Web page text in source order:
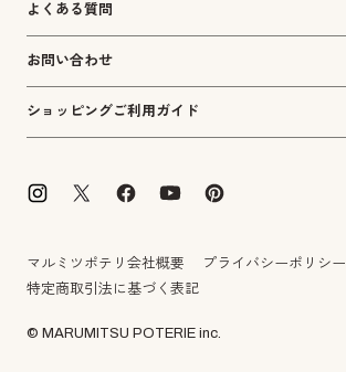
よくある質問
お問い合わせ
ショッピングご利用ガイド
マルミツポテリ会社概要
プライバシーポリシー
特定商取引法に基づく表記
© MARUMITSU POTERIE inc.